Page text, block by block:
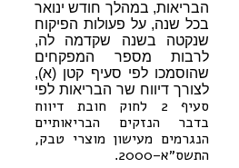
הבריאות, במהלך חודש ינואר
בכל שנה, על פעולות הפיקוח
שנקטה בשנה שקדמה לה,
לרבות מספר המפקחים
שהוסמכו לפי סעיף קטן (א),
לצורך דיווח שר הבריאות לפי
סעיף 2 לחוק חובת דיווח
בדבר הנזקים הבריאותיים
הנגרמים מעישון מוצרי טבק,
התשס״א–2000
.